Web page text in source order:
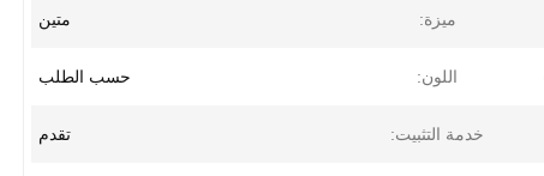
ميزة: متين
اللون: حسب الطلب
خدمة التثبيت: تقدم